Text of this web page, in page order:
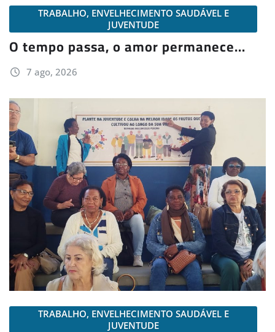
TRABALHO, ENVELHECIMENTO SAUDÁVEL E
JUVENTUDE
O tempo passa, o amor permanece…
7 ago, 2026
TRABALHO, ENVELHECIMENTO SAUDÁVEL E
JUVENTUDE